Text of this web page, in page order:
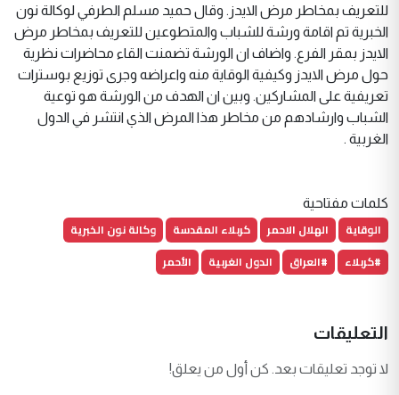
للتعريف بمخاطر مرض الايدز. وقال حميد مسلم الطرفي لوكالة نون
الخبرية تم اقامة ورشة للشباب والمتطوعين للتعريف بمخاطر مرض
الايدز بمقر الفرع. واضاف ان الورشة تضمنت القاء محاضرات نظرية
حول مرض الايدز وكيفية الوقاية منه واعراضه وجرى توزيع بوسترات
تعريفية على المشاركين. وبين ان الهدف من الورشة هو توعية
الشباب وارشادهم من مخاطر هذا المرض الذي انتشر في الدول
الغربية .
كلمات مفتاحية
الوقاية الهلال الاحمر كربلاء المقدسة
وكالة نون الخبرية
#كربلاء
#العراق الدول الغربية الأحمر
التعليقات
لا توجد تعليقات بعد. كن أول من يعلق!